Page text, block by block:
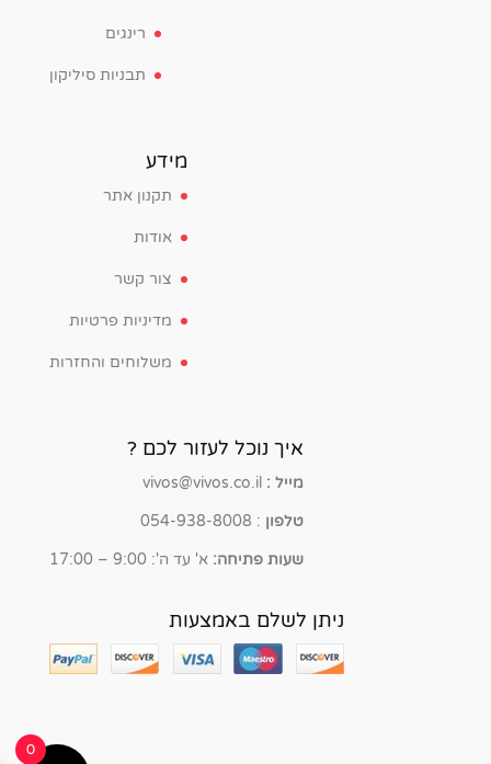
רינגים
תבניות סיליקון
מידע
תקנון אתר
אודות
צור קשר
מדיניות פרטיות
משלוחים והחזרות
איך נוכל לעזור לכם ?
מייל : vivos@vivos.co.il
טלפון : 054-938-8008
שעות פתיחה:א' עד ה': 9:00 – 17:00
ניתן לשלם באמצעות
0